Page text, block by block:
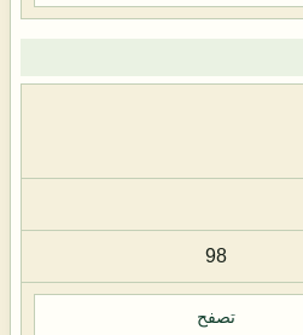
98
تصفح